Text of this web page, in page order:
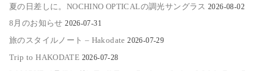
夏の日差しに。NOCHINO OPTICALの調光サングラス 2026-08-02
8月のお知らせ 2026-07-31
旅のスタイルノート – Hakodate 2026-07-29
Trip to HAKODATE 2026-07-28